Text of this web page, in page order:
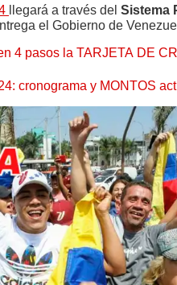
llegará a través del Sistema
el Gobierno de
4 pasos la TARJETA DE
cronograma y MONTOS